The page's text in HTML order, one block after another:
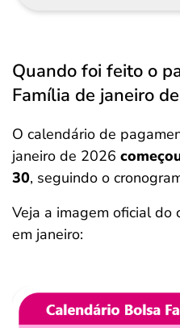
Quando foi feito o
Família de janeiro
O calendário de
janeiro de 2026
30, seguindo o
Veja a imagem oficial do
em janeiro: